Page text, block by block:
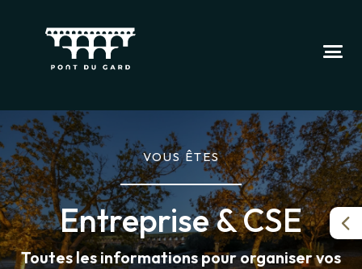
VOUS ÊTES
Entreprise & CSE
Toutes les informations pour organiser vos